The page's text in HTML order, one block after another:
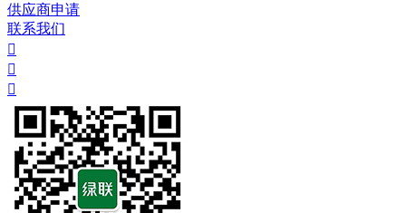
供应商申请
联系我们


